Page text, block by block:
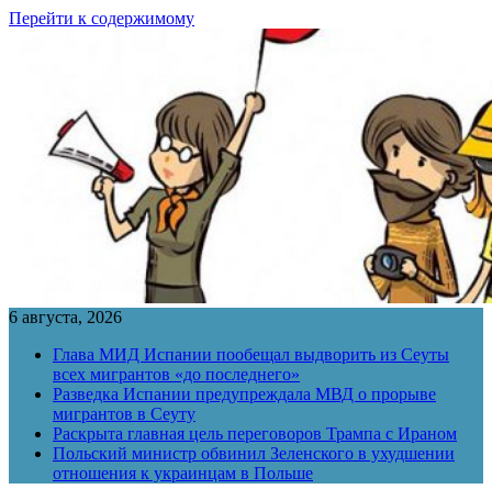
Перейти к содержимому
6 августа, 2026
Глава МИД Испании пообещал выдворить из Сеуты
всех мигрантов «до последнего»
Разведка Испании предупреждала МВД о прорыве
мигрантов в Сеуту
Раскрыта главная цель переговоров Трампа с Ираном
Польский министр обвинил Зеленского в ухудшении
отношения к украинцам в Польше